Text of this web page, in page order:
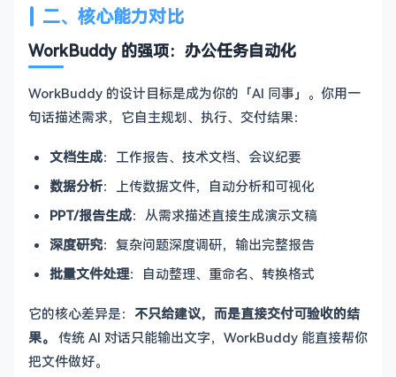
二、核心能力对比
WorkBuddy 的强项：办公任务自动化
WorkBuddy 的设计目标是成为你的「AI 同事」。你用一
句话描述需求，它自主规划、执行、交付结果：
文档生成：工作报告、技术文档、会议纪要
数据分析：上传数据文件，自动分析和可视化
PPT/报告生成：从需求描述直接生成演示文稿
深度研究：复杂问题深度调研，输出完整报告
批量文件处理：自动整理、重命名、转换格式
它的核心差异是： 不只给建议，而是直接交付可验收的结
果。 传统 AI 对话只能输出文字，WorkBuddy 能直接帮你
把文件做好。